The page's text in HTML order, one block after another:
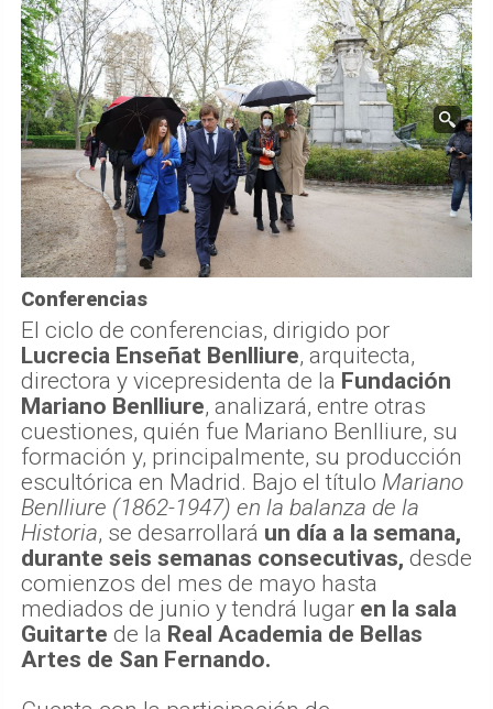
Conferencias
El ciclo de conferencias, dirigido por
Lucrecia Enseñat Benlliure, arquitecta,
directora y vicepresidenta de la Fundación
Mariano Benlliure, analizará, entre otras
cuestiones, quién fue Mariano Benlliure, su
formación y, principalmente, su producción
escultórica en Madrid. Bajo el título Mariano
Benlliure (1862-1947) en la balanza de la
Historia, se desarrollará un día a la semana,
durante seis semanas consecutivas, desde
comienzos del mes de mayo hasta
mediados de junio y tendrá lugar en la sala
Guitarte de la Real Academia de Bellas
Artes de San Fernando.